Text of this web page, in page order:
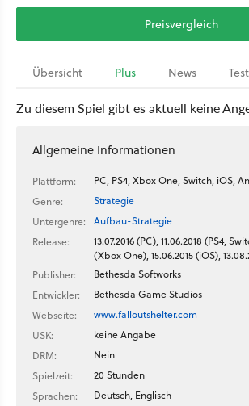
Preisvergleich
Übersicht Plus News Test
Zu diesem Spiel gibt es aktuell keine
Allgemeine Informationen
Plattform:
PC, PS4, Xbox One, Switch, iOS,
Genre:
Strategie
Untergenre:
Aufbau-Strategie
Release:
13.07.2016 (PC), 11.06.2018 (PS4,
(Xbox One), 15.06.2015 (iOS),
Publisher:
Bethesda Softworks
Entwickler:
Bethesda Game Studios
Webseite:
www.falloutshelter.com
USK:
keine Angabe
DRM:
Nein
Spielzeit:
20 Stunden
Sprachen:
Deutsch, Englisch